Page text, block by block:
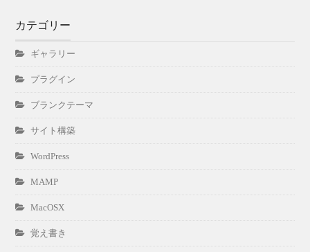
カテゴリー
ギャラリー
プラグイン
ブランクテーマ
サイト構築
WordPress
MAMP
MacOSX
覚え書き